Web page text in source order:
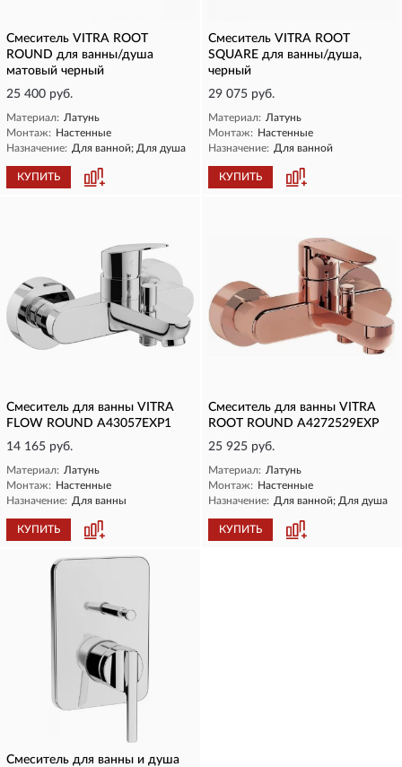
Смеситель VITRA ROOT
ROUND для ванны/душа
матовый черный
25 400 руб.
Материал: Латунь
Монтаж: Настенные
Назначение: Для ванной; Для душа
КУПИТЬ
Смеситель VITRA ROOT
SQUARE для ванны/душа,
черный
29 075 руб.
Материал: Латунь
Монтаж: Настенные
Назначение: Для ванной
КУПИТЬ
Смеситель для ванны VITRA
FLOW ROUND A43057EXP1
14 165 руб.
Материал: Латунь
Монтаж: Настенные
Назначение: Для ванны
КУПИТЬ
Смеситель для ванны VITRA
ROOT ROUND A4272529EXP
25 925 руб.
Материал: Латунь
Монтаж: Настенные
Назначение: Для ванной; Для душа
КУПИТЬ
Смеситель для ванны и душа